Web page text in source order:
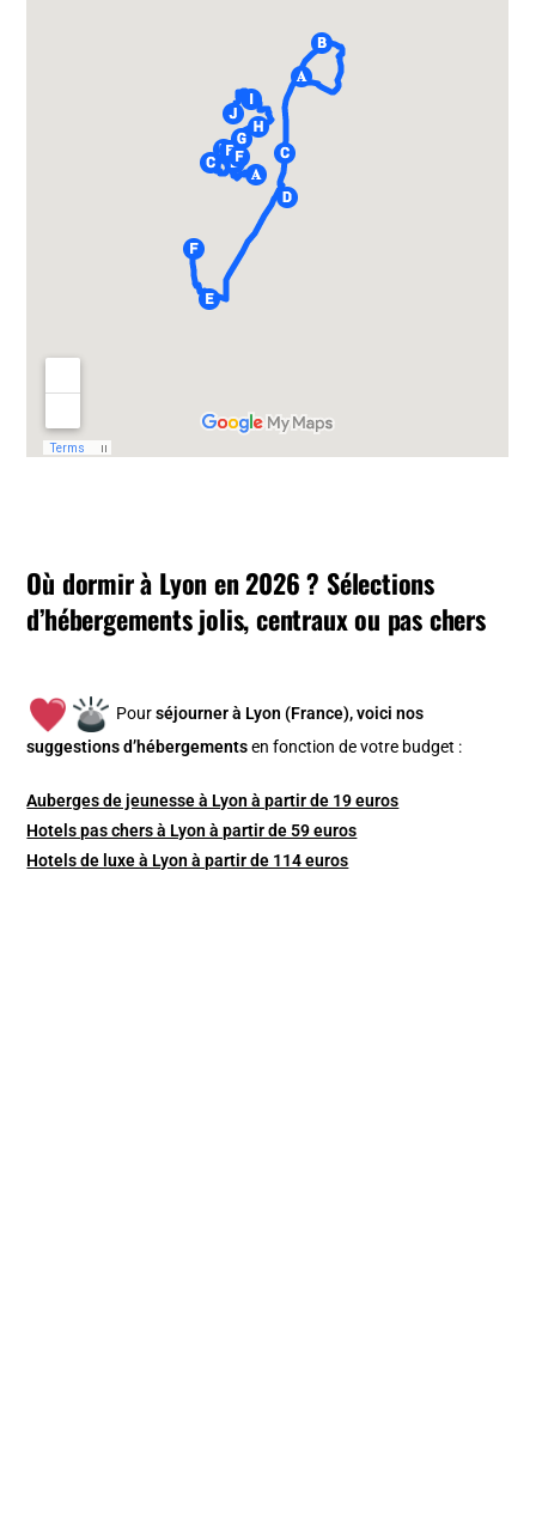
Où dormir à Lyon en 2026 ? Sélections
d’hébergements jolis, centraux ou pas chers
Pourséjourner à Lyon (France), voici nos
suggestions d’hébergements en fonction de votre budget :
Auberges de jeunesse à Lyon à partir de 19 euros
Hotels pas chers à Lyon à partir de 59 euros
Hotels de luxe à Lyon à partir de 114 euros